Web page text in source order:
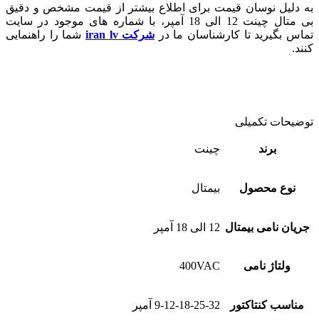
به دلیل نوسان قیمت برای اطلاع بیشتر از قیمت مشخص و دقیق
بی متال چینت 12 الی 18 آمپر، با شماره های موجود در سایت
تماس بگیرید تا کارشناسان ما در شرکت iran lv
شما را راهنمایی
کنند.
توضیحات تکمیلی
برند چینت
نوع محصول بیمتال
جریان نامی بیمتال 12 الی 18 آمپر
ولتاژ نامی 400VAC
مناسب کنتاکتور 9-12-18-25-32 آمپر